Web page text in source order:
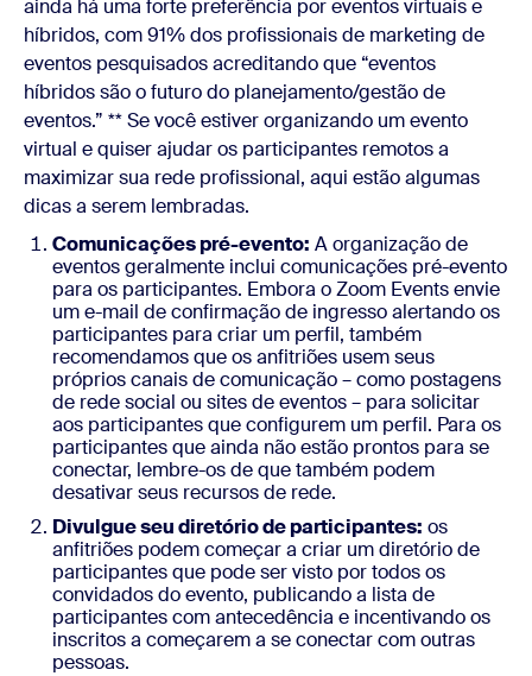
ainda há uma forte preferência por eventos virtuais e
híbridos, com 91% dos profissionais de marketing de
eventos pesquisados acreditando que “eventos
híbridos são o futuro do planejamento/gestão de
eventos.” ** Se você estiver organizando um evento
virtual e quiser ajudar os participantes remotos a
maximizar sua rede profissional, aqui estão algumas
dicas a serem lembradas.
Comunicações pré-evento: A organização de
eventos geralmente inclui comunicações pré-evento
para os participantes. Embora o Zoom Events envie
um e-mail de confirmação de ingresso alertando os
participantes para criar um perfil, também
recomendamos que os anfitriões usem seus
próprios canais de comunicação – como postagens
de rede social ou sites de eventos – para solicitar
aos participantes que configurem um perfil. Para os
participantes que ainda não estão prontos para se
conectar, lembre-os de que também podem
desativar seus recursos de rede.
Divulgue seu diretório de participantes: os
anfitriões podem começar a criar um diretório de
participantes que pode ser visto por todos os
convidados do evento, publicando a lista de
participantes com antecedência e incentivando os
inscritos a começarem a se conectar com outras
pessoas.